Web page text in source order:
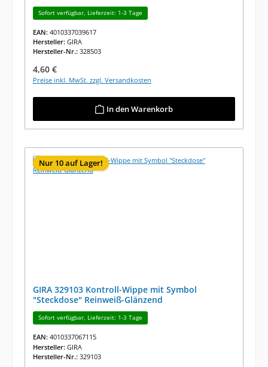
Sofort verfügbar, Lieferzeit: 1-3 Tage
EAN: 4010337039617
Hersteller: GIRA
Hersteller-Nr.: 328503
Regulärer Preis:
4,60 €
Preise inkl. MwSt. zzgl. Versandkosten
In den Warenkorb
Nur 10 auf Lager!
GIRA 329103 Kontroll-Wippe mit Symbol
"Steckdose" Reinweiß-Glänzend
Sofort verfügbar, Lieferzeit: 1-3 Tage
EAN: 4010337067115
Hersteller: GIRA
Hersteller-Nr.: 329103